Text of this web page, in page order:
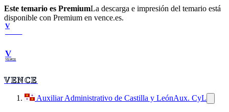
Este temario es PremiumLa descarga e impresión del temario está
disponible con Premium en vence.es.
V
V
VENCE
VENCE
Auxiliar Administrativo de Castilla y LeónAux. CyL